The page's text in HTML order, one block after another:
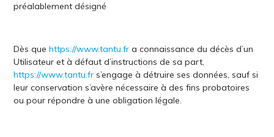
préalablement désigné
Dès quehttps://www.tantu.fr a connaissance du décès d’un
Utilisateur et à défaut d’instructions de sa part,
https://www.tantu.fr s’engage à détruire ses données, sauf si
leur conservation s’avère nécessaire à des fins probatoires
ou pour répondre à une obligation légale.